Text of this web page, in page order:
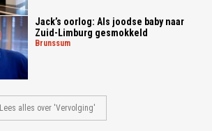
Jack’s oorlog: Als joodse baby naar
Zuid-Limburg gesmokkeld
brunssum
Lees alles over 'Vervolging'